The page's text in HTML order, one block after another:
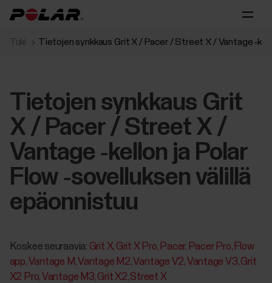
Tuki Tietojen synkkaus Grit X / Pacer / Street X / Vantage
Tietojen synkkaus Grit
X / Pacer / Street X /
Vantage ‑kellon ja Polar
Flow ‑sovelluksen välillä
epäonnistuu
Koskee seuraavia: Grit X Grit X Pro Pacer Pacer Pro Flow
app Vantage M Vantage M2 Vantage V2 Vantage V3 Grit
X2 Pro Vantage M3 Grit X2 Street X